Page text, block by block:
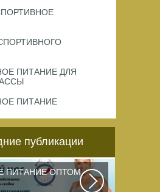
ПИТАНИЕ ДЛЯ
ПИТАНИЕ
публикации
ПИТАНИЕ ОПТОМ